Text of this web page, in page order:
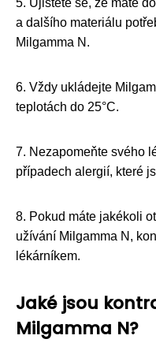
a dalšího materiálu
Milgamma N.
6. Vždy ukládejte
teplotách do 25°C.
7. Nezapomeňte svého
případech alergií, které
8. Pokud máte jakékoli
užívání Milgamma N,
lékárníkem.
Jaké jsou
Milgamma N?